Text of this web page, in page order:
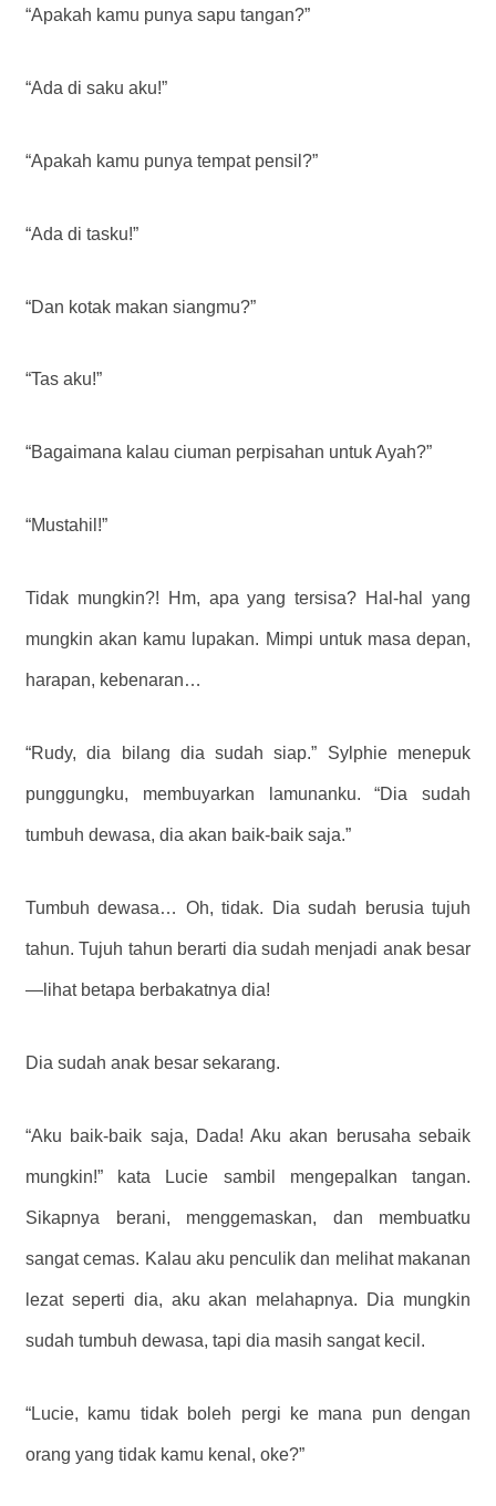
“Apakah kamu punya sapu tangan?”
“Ada di saku aku!”
“Apakah kamu punya tempat pensil?”
“Ada di tasku!”
“Dan kotak makan siangmu?”
“Tas aku!”
“Bagaimana kalau ciuman perpisahan untuk Ayah?”
“Mustahil!”
Tidak mungkin?! Hm, apa yang tersisa? Hal-hal yang
mungkin akan kamu lupakan. Mimpi untuk masa depan,
harapan, kebenaran…
“Rudy, dia bilang dia sudah siap.” Sylphie menepuk
punggungku, membuyarkan lamunanku. “Dia sudah
tumbuh dewasa, dia akan baik-baik saja.”
Tumbuh dewasa… Oh, tidak. Dia sudah berusia tujuh
tahun. Tujuh tahun berarti dia sudah menjadi anak besar
—lihat betapa berbakatnya dia!
Dia sudah anak besar sekarang.
“Aku baik-baik saja, Dada! Aku akan berusaha sebaik
mungkin!” kata Lucie sambil mengepalkan tangan.
Sikapnya berani, menggemaskan, dan membuatku
sangat cemas. Kalau aku penculik dan melihat makanan
lezat seperti dia, aku akan melahapnya. Dia mungkin
sudah tumbuh dewasa, tapi dia masih sangat kecil.
“Lucie, kamu tidak boleh pergi ke mana pun dengan
orang yang tidak kamu kenal, oke?”